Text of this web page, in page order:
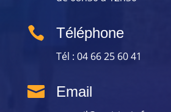
 Téléphone
Tél : 04 66 25 60 41
 Email